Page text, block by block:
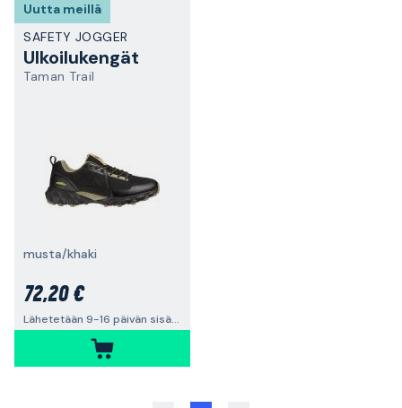
Uutta meillä
SAFETY JOGGER
Ulkoilukengät
Taman Trail
musta/khaki
72,20 €
Lähetetään 9-16 päivän sisällä